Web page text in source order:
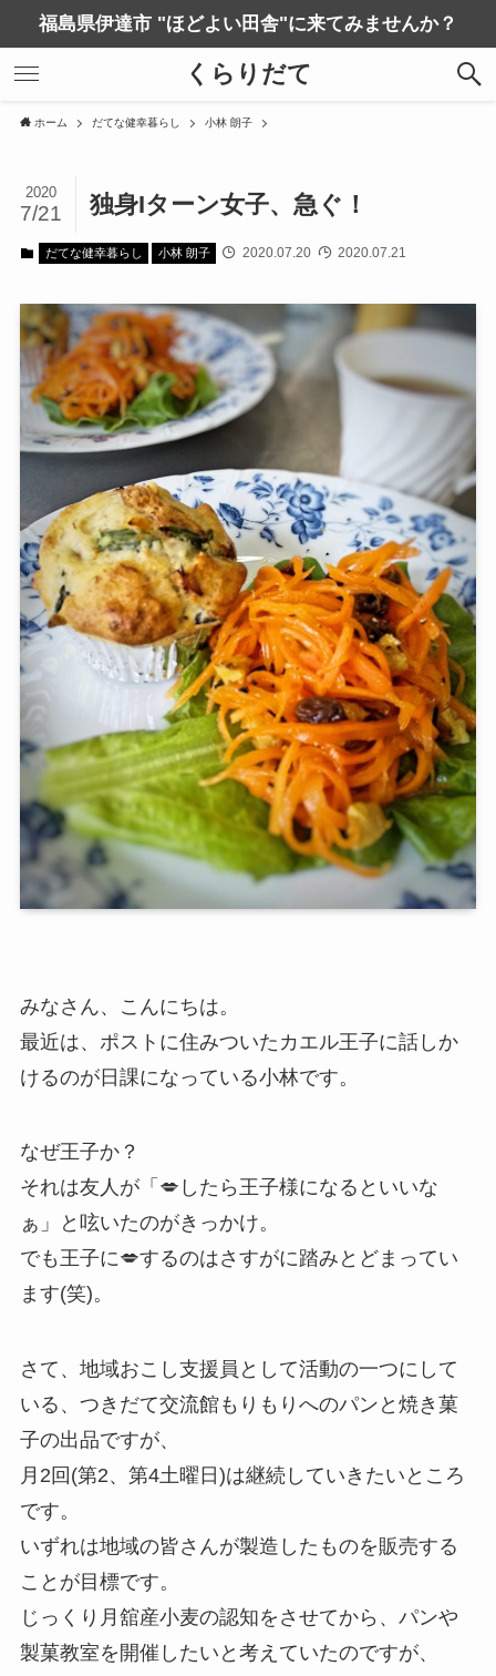
福島県伊達市 "ほどよい田舎"に来てみませんか？
くらりだて
ホーム だてな健幸暮らし 小林 朗子
独身Iターン女子、急ぐ！
2020
7/21
だてな健幸暮らし 小林 朗子 2020.07.20 2020.07.21
みなさん、こんにちは。
最近は、ポストに住みついたカエル王子に話しか
けるのが日課になっている小林です。
なぜ王子か？
それは友人が「💋したら王子様になるといいな
ぁ」と呟いたのがきっかけ。
でも王子に💋するのはさすがに踏みとどまってい
ます(笑)。
さて、地域おこし支援員として活動の一つにして
いる、つきだて交流館もりもりへのパンと焼き菓
子の出品ですが、
月2回(第2、第4土曜日)は継続していきたいところ
です。
いずれは地域の皆さんが製造したものを販売する
ことが目標です。
じっくり月舘産小麦の認知をさせてから、パンや
製菓教室を開催したいと考えていたのですが、